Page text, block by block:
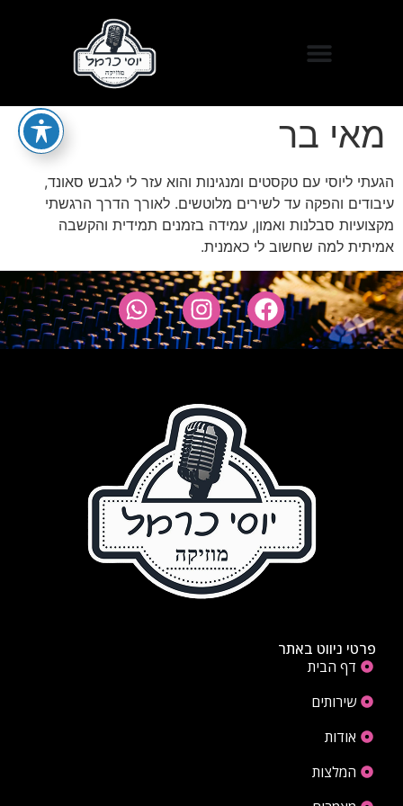
מאי בר
הגעתי ליוסי עם טקסטים ומנגינות והוא עזר לי לגבש סאונד,
עיבודים והפקה עד לשירים מלוטשים. לאורך הדרך הרגשתי
מקצועיות סבלנות ואמון, עמידה בזמנים תמידית והקשבה
אמיתית למה שחשוב לי כאמנית.
פרטי ניווט באתר
דף הבית
שירותים
אודות
המלצות